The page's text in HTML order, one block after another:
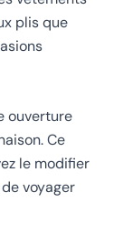
plis que
ouverture
Ce
le modifier
voyager